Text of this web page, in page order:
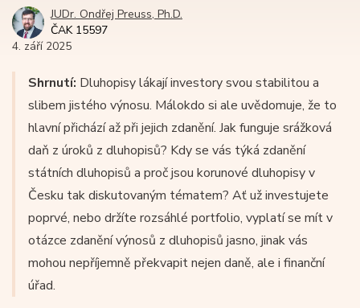
JUDr. Ondřej Preuss, Ph.D.
ČAK 15597
4. září 2025
Shrnutí: Dluhopisy lákají investory svou stabilitou a
slibem jistého výnosu. Málokdo si ale uvědomuje, že to
hlavní přichází až při jejich zdanění. Jak funguje srážková
daň z úroků z dluhopisů? Kdy se vás týká zdanění
státních dluhopisů a proč jsou korunové dluhopisy v
Česku tak diskutovaným tématem? Ať už investujete
poprvé, nebo držíte rozsáhlé portfolio, vyplatí se mít v
otázce zdanění výnosů z dluhopisů jasno, jinak vás
mohou nepříjemně překvapit nejen daně, ale i finanční
úřad.